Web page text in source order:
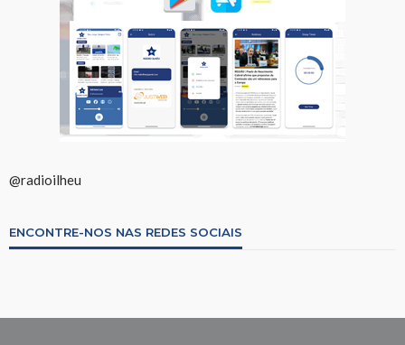
@radioilheu
ENCONTRE-NOS NAS REDES SOCIAIS